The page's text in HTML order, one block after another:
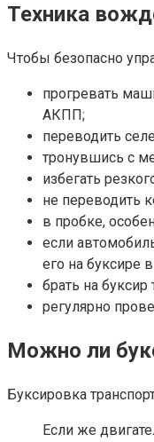
Техника
Чтобы безопасно
прогревать
АКПП;
переводить
тронувшись с
избегать
не переводить
в пробке,
если
его на буксире
брать на
регулярно
Можно ли
Буксировка
Если же